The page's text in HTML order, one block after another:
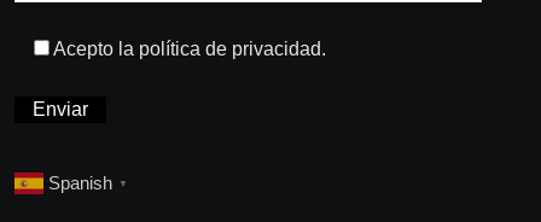
Acepto la política de privacidad.
Spanish ▼